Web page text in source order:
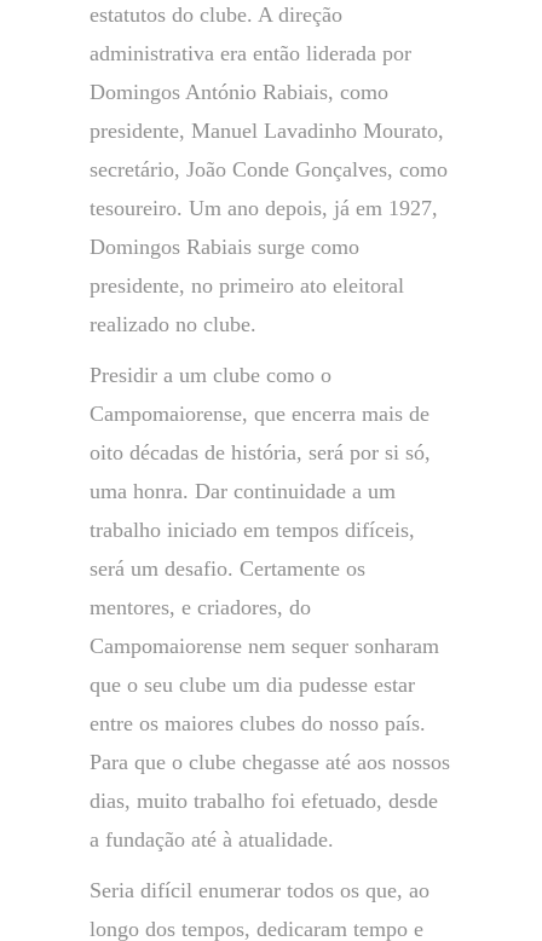
estatutos do clube. A direção
administrativa era então liderada por
Domingos António Rabiais, como
presidente, Manuel Lavadinho Mourato,
secretário, João Conde Gonçalves, como
tesoureiro. Um ano depois, já em 1927,
Domingos Rabiais surge como
presidente, no primeiro ato eleitoral
realizado no clube.
Presidir a um clube como o
Campomaiorense, que encerra mais de
oito décadas de história, será por si só,
uma honra. Dar continuidade a um
trabalho iniciado em tempos difíceis,
será um desafio. Certamente os
mentores, e criadores, do
Campomaiorense nem sequer sonharam
que o seu clube um dia pudesse estar
entre os maiores clubes do nosso país.
Para que o clube chegasse até aos nossos
dias, muito trabalho foi efetuado, desde
a fundação até à atualidade.
Seria difícil enumerar todos os que, ao
longo dos tempos, dedicaram tempo e